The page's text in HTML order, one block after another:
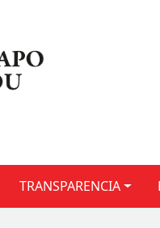
TRANSPARENCIA